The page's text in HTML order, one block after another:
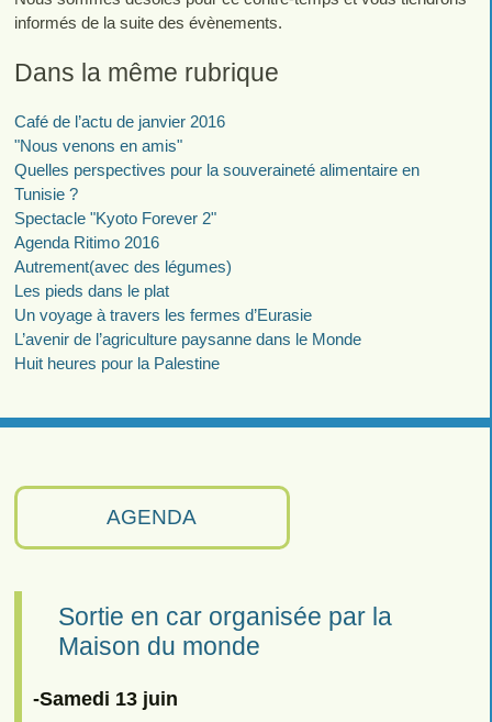
AGENDA
Sortie en car organisée par la
Maison du monde
-Samedi 13 juin
informés de la suite des évènements.
Dans la même rubrique
Café de l’actu de janvier 2016
"Nous venons en amis"
Quelles perspectives pour la souveraineté alimentaire en
Tunisie ?
Spectacle "Kyoto Forever 2"
Agenda Ritimo 2016
Autrement(avec des légumes)
Les pieds dans le plat
Un voyage à travers les fermes d’Eurasie
L’avenir de l’agriculture paysanne dans le Monde
Huit heures pour la Palestine